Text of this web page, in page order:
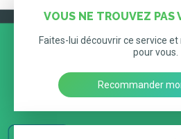
VOUS NE TROUVEZ PAS
Faites-lui découvrir ce service
pour vous.
Recommander